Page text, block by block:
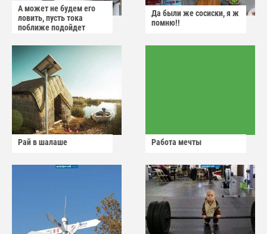
А может не будем его
ловить, пусть тока
поближе подойдет
Да были же сосиски, я ж
помню!!
Рай в шалаше Работа мечты